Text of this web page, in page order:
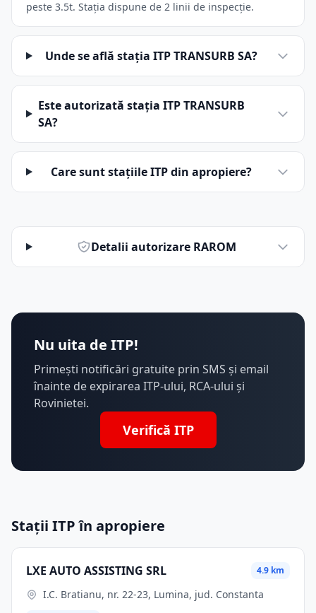
peste 3.5t. Stația dispune de 2 linii de inspecție.
Unde se află stația ITP TRANSURB SA?
Este autorizată stația ITP TRANSURB
SA?
Care sunt stațiile ITP din apropiere?
Detalii autorizare RAROM
Nu uita de ITP!
Primești notificări gratuite prin SMS și email
înainte de expirarea ITP-ului, RCA-ului și
Rovinietei.
Verifică ITP
Stații ITP în apropiere
LXE AUTO ASSISTING SRL 4.9 km
I.C. Bratianu, nr. 22-23, Lumina, jud. Constanta